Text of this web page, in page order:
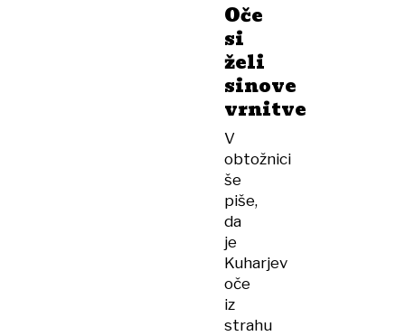
Oče
si
želi
sinove
vrnitve
V
obtožnici
še
piše,
da
je
Kuharjev
oče
iz
strahu